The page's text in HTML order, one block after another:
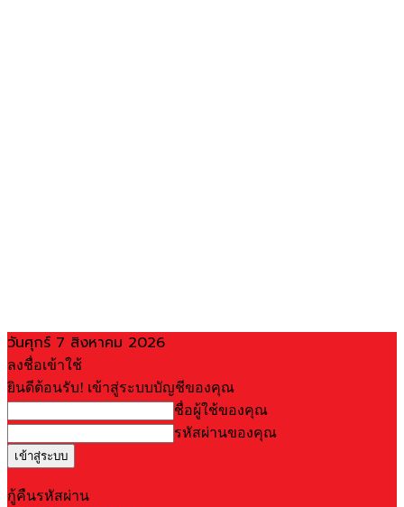
วันศุกร์ 7 สิงหาคม 2026
ลงชื่อเข้าใช้
ยินดีต้อนรับ! เข้าสู่ระบบบัญชีของคุณ
ชื่อผู้ใช้ของคุณ
รหัสผ่านของคุณ
กู้คืนรหัสผ่าน